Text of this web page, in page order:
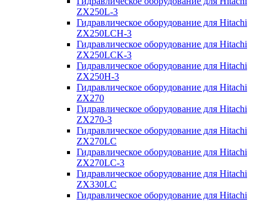
ZX250L-3
Гидравлическое оборудование для Hitachi
ZX250LCH-3
Гидравлическое оборудование для Hitachi
ZX250LCK-3
Гидравлическое оборудование для Hitachi
ZX250Н-3
Гидравлическое оборудование для Hitachi
ZX270
Гидравлическое оборудование для Hitachi
ZX270-3
Гидравлическое оборудование для Hitachi
ZX270LC
Гидравлическое оборудование для Hitachi
ZX270LC-3
Гидравлическое оборудование для Hitachi
ZX330LC
Гидравлическое оборудование для Hitachi